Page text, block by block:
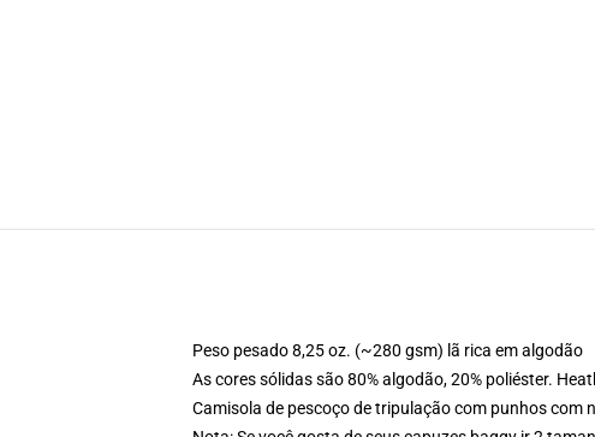
Peso pesado 8,25 oz. (~280 gsm) lã rica em algodão
As cores sólidas são 80% algodão, 20% poliéster.
Camisola de pescoço de tripulação com punhos com